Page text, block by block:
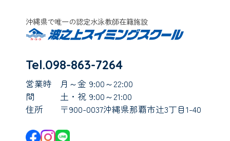
沖縄県で唯一の認定水泳教師在籍施設
Tel.098-863-7264
営業時
間
月～金 9:00～22:00
土・祝 9:00～21:00
住所
〒900-0037沖縄県那覇市辻3丁目1-40